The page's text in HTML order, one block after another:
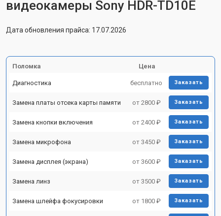
видеокамеры Sony HDR-TD10E
Дата обновления прайса: 17.07.2026
Поломка Цена
Диагностика бесплатно Заказать
Замена платы отсека карты памяти от 2800 ₽ Заказать
Замена кнопки включения от 2400 ₽ Заказать
Замена микрофона от 3450 ₽ Заказать
Замена дисплея (экрана) от 3600 ₽ Заказать
Замена линз от 3500 ₽ Заказать
Замена шлейфа фокусировки от 1800 ₽ Заказать